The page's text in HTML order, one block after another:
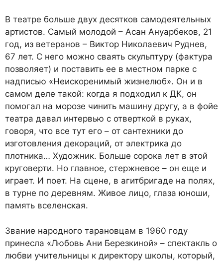
В театре больше двух десятков самодеятельных
артистов. Самый молодой – Асан Ануарбеков, 21
год, из ветеранов – Виктор Николаевич Руднев,
67 лет. С него можно сваять скульптуру (фактура
позволяет) и поставить ее в местном парке с
надписью «Неискоренимый жизнелюб». Он и в
самом деле такой: когда я подходил к ДК, он
помогал на морозе чинить машину другу, а в фойе
театра давал интервью с отверткой в руках,
говоря, что все тут его – от сантехники до
изготовления декораций, от электрика до
плотника… Художник. Больше сорока лет в этой
круговерти. Но главное, стержневое – он еще и
играет. И поет. На сцене, в агитбригаде на полях,
в турне по деревням. Живое лицо, глаза юноши,
память вселенская.
Звание народного тарановцам в 1960 году
принесла «Любовь Ани Березкиной» – спектакль о
любви учительницы к директору школы, который,